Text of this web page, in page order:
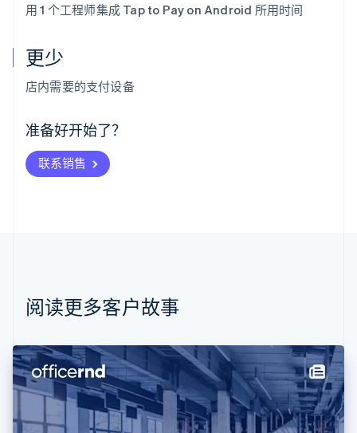
用 1 个工程师集成 Tap to Pay on Android 所用时间
更少
店内需要的支付设备
准备好开始了？
联系销售
阅读更多客户故事
阿联酋
爱尔兰
爱沙尼亚
English
奥地利
Deutsch English
Nederlands Français Deutsch
波兰
丹麦
English
德国
DeutschEnglish
Français English